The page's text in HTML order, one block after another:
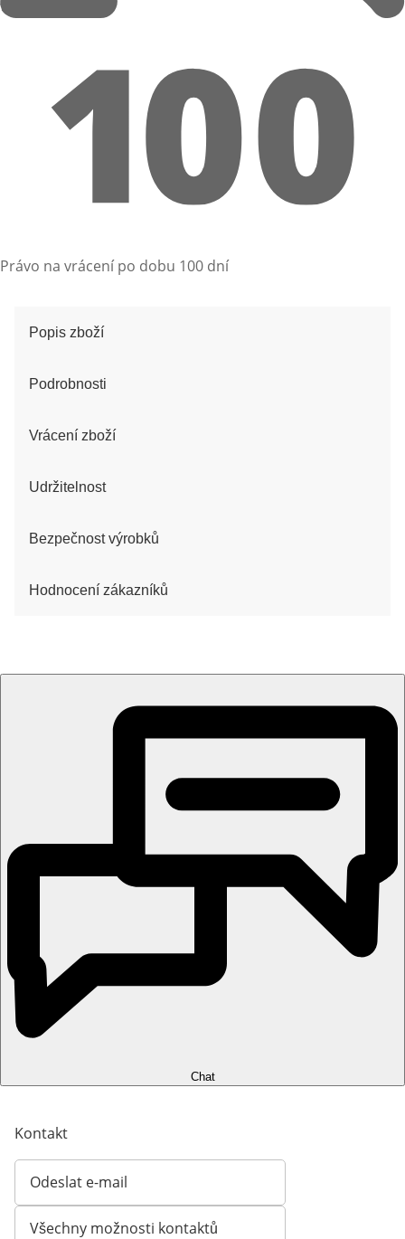
Právo na vrácení po dobu 100 dní
Popis zboží
Podrobnosti
Vrácení zboží
Udržitelnost
Bezpečnost výrobků
Hodnocení zákazníků
Chat
Kontakt
Odeslat e-mail
Otevírá e-mailového klienta
Všechny možnosti kontaktů